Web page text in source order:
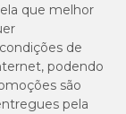
que melhor
de
podendo
são
pela